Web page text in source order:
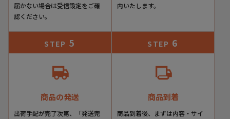
届かない場合は受信設定をご確
認ください。
内いたします。
STEP 5
商品の発送
出荷手配が完了次第、「発送完
STEP 6
商品到着
商品到着後、まずは内容・サイ